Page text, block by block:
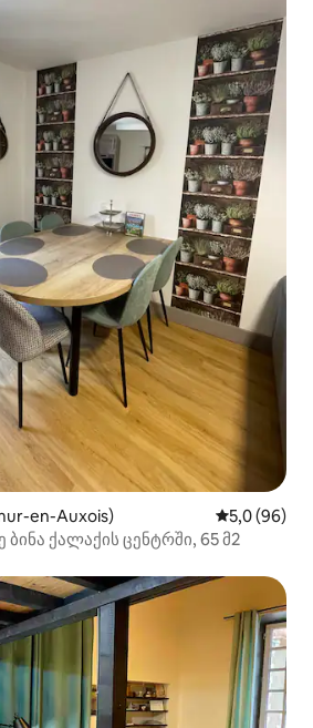
en-Auxois) საშუალო
5,0 (96)
ქალაქის ცენტრში, 65 მ2